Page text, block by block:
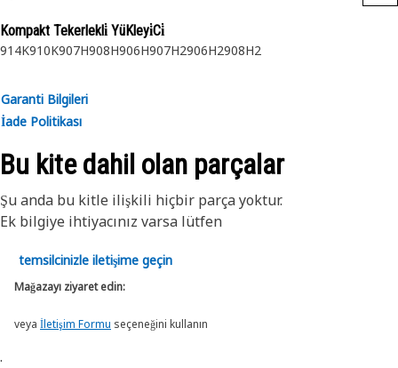
Kompakt Tekerlekli̇ YüKleyi̇Ci̇
914K910K907H908H906H907H2906H2908H2
Garanti Bilgileri
İade Politikası
Bu kite dahil olan parçalar
Şu anda bu kitle ilişkili hiçbir parça yoktur.
Ek bilgiye ihtiyacınız varsa lütfen
temsilcinizle iletişime geçin
Mağazayı ziyaret edin:
veya İletişim Formu seçeneğini kullanın
.